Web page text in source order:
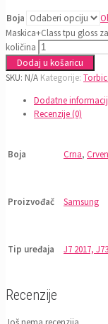
Boja
Maskica+Class tpu gloss
količina
Dodaj u košaricu
SKU: N/A Kategorije:
Dodatne
Recenzije (0)
Boja Crna,
Proizvođač Samsung
Tip uređaja J7 2017,
Recenzije